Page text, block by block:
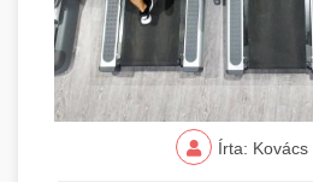
Írta: Kovács